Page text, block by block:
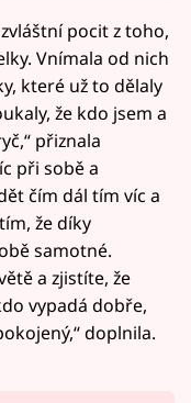
pocit z toho,
Vnímala od nich
které už to dělaly
že kdo jsem a
přiznala
při sobě a
čím dál tím víc a
že díky
samotné.
a zjistíte, že
vypadá dobře,
doplnila.